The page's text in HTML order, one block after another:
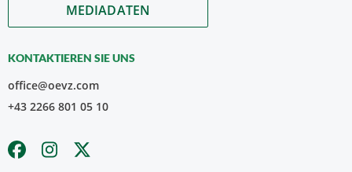
MEDIADATEN
KONTAKTIEREN SIE UNS
office@oevz.com
+43 2266 801 05 10